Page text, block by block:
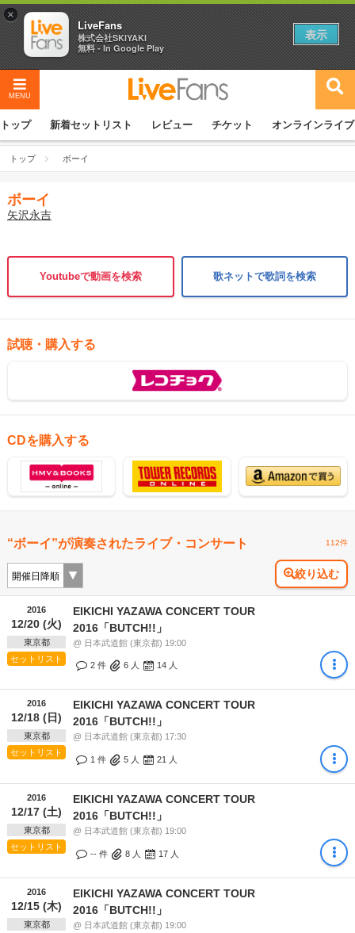
MENU
トップ 新着セットリスト レビュー チケット オンラインライブ
トップ ボーイ
ボーイ
矢沢永吉
Youtubeで動画を検索 歌ネットで歌詞を検索
試聴・購入する
CDを購入する
“ボーイ”が演奏されたライブ・コンサート 112件
絞り込む
2016
12/20 (火)
東京都
セットリスト
EIKICHI YAZAWA CONCERT TOUR
2016「BUTCH!!」
@ 日本武道館 (東京都) 19:00
2 件 6 人 14 人
2016
12/18 (日)
東京都
セットリスト
EIKICHI YAZAWA CONCERT TOUR
2016「BUTCH!!」
@ 日本武道館 (東京都) 17:30
1 件 5 人 21 人
2016
12/17 (土)
東京都
セットリスト
EIKICHI YAZAWA CONCERT TOUR
2016「BUTCH!!」
@ 日本武道館 (東京都) 19:00
-- 件 8 人 17 人
2016
12/15 (木)
東京都
EIKICHI YAZAWA CONCERT TOUR
2016「BUTCH!!」
@ 日本武道館 (東京都) 19:00
×
LiveFans
株式会社SKIYAKI
無料 - In Google Play
表示